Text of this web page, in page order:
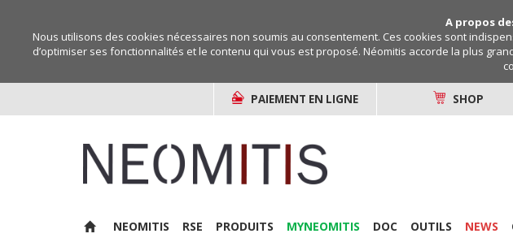
A propos
Nous utilisons des cookies nécessaires non soumis au consentement. Ces cookies sont
d’optimiser ses fonctionnalités et le contenu qui vous est proposé. Néomitis accorde la plus
PAIEMENT EN LIGNE SHOP
NEOMITIS RSE PRODUITS MYNEOMITIS DOC OUTILS NEWS